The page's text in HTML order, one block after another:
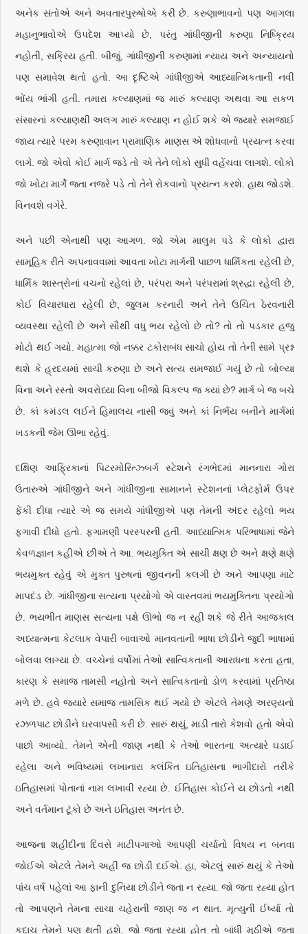
અનેક સંતોએ અને અવતારપુરુષોએ કરી છે. કરુણાભાવનો પણ આગલા
મહાનુભાવોએ ઉપદેશ આપ્યો છે, પરંતુ ગાંધીજીની કરુણા નિષ્ક્રિય
નહોતી, સક્રિય હતી. બીજું, ગાંધીજીની કરુણામાં ન્યાય અને અન્યાયનો
પણ સમાવેશ થતો હતો. આ દૃષ્ટિએ ગાંધીજીએ આધ્યાત્મિકતાની નવી
ભોંય ભાંગી હતી. તમારા કલ્યાણમાં જ મારું કલ્યાણ અથવા આ સકળ
સંસારનાં કલ્યાણથી અલગ મારું કલ્યાણ ન હોઈ શકે એ જ્યારે સમજાઈ
જાય ત્યારે પરમ કરુણાવાન પ્રામાણિક માણસ એ શોધવાનો પ્રયત્ન કરવા
લાગે. જો એવો કોઈ માર્ગ જડે તો એ તેને લોકો સુધી વહેંચવા લાગશે. લોકો
જો ખોટા માર્ગે જતા નજરે પડે તો તેને રોકવાનો પ્રયત્ન કરશે. હાથ જોડશે.
વિનવશે વગેરે.
અને પછી એનાથી પણ આગળ. જો એમ માલુમ પડે કે લોકો દ્વારા
સામૂહિક રીતે અપનાવવામાં આવતા ખોટા માર્ગની પાછળ ધાર્મિકતા રહેલી છે,
ધાર્મિક શાસ્ત્રોનાં વચનો રહેલાં છે, પરંપરા અને પરંપરામાં શ્રદ્ધા રહેલી છે,
કોઈ વિચારધારા રહેલી છે, જુલમ કરનારી અને તેને ઉચિત ઠેરવનારી
વ્યવસ્થા રહેલી છે અને સૌથી વધુ ભય રહેલો છે તો? તો તો પડકાર હજુ
મોટો થઈ ગયો. મહાત્મા જો નક્કર ટકોરાબંધ સાચો હોય તો તેની સામે પ્રશ્ન
થશે કે હ્રદયમાં સાચી કરુણા છે અને સત્ય સમજાઈ ગયું છે તો બોલ્યા
વિના અને રસ્તો અવરોધ્યા વિના બીજો વિકલ્પ જ ક્યાં છે? માર્ગ બે જ બચે
છે. કાં કમંડલ લઈને હિમાલય નાસી જવું અને કાં નિર્ભય બનીને માર્ગમાં
ખડકની જેમ ઊભા રહેવું.
દક્ષિણ આફ્રિકાનાં પિટરમોરિત્ઝ્બર્ગ સ્ટેશને રંગભેદમાં માનનારા ગોરા
ઉતારુએ ગાંધીજીને અને ગાંધીજીના સામાનને સ્ટેશનનાં પ્લેટફોર્મ ઉપર
ફેંકી દીધા ત્યારે એ જ સમયે ગાંધીજીએ પણ તેમની અંદર રહેલો ભય
ફગાવી દીધો હતો. ફગામણી પરસ્પરની હતી. આધ્યાત્મિક પરિભાષામાં જેને
કેવળજ્ઞાન કહીએ છીએ તે આ. ભયમુક્તિ એ સાચી ક્ષણ છે અને ક્ષણે ક્ષણે
ભયમુક્ત રહેવું એ મુક્ત પુરુષનાં જીવનની કલગી છે અને આપણા માટે
માપદંડ છે. ગાંધીજીના સત્યના પ્રયોગો એ વાસ્તવમાં ભયમુક્તિના પ્રયોગો
છે. ભયભીત માણસ સત્યના પક્ષે ઊભો જ ન રહી શકે જે રીતે આજકાલ
અધ્યાત્મના કેટલાક વેપારી બાવાઓ માનવતાની ભાષા છોડીને જુદી ભાષામાં
બોલવા લાગ્યા છે. વચ્ચેનાં વર્ષોમાં તેઓ સાત્વિકતાની આરાધના કરતા હતા,
કારણ કે સમાજ તામસી નહોતો અને સાત્વિકતાનો ડોળ કરવામાં પ્રતિષ્ઠા
મળે છે. હવે જ્યારે સમાજ તામસિક થઈ ગયો છે એટલે તેમણે અરણ્યનો
રઝળપાટ છોડીને ઘરવાપસી કરી છે. સારું થયું, માડી તારો કેશવો હતો એવો
પાછો આવ્યો. તેમને એની જાણ નથી કે તેઓ ભારતના અત્યારે ઘડાઈ
રહેલા અને ભવિષ્યમાં લખાનારા કલંકિત ઇતિહાસના ભાગીદારો તરીકે
ઇતિહાસમાં પોતાનાં નામ લખાવી રહ્યા છે. ઈતિહાસ કોઈને ય છોડતો નથી
અને વર્તમાન ટૂંકો છે અને ઇતિહાસ અનંત છે.
આજના શહીદીના દિવસે માટીપગાઓ આપણી ચર્ચાનો વિષય ન બનવા
જોઈએ એટલે તેમને અહીં જ છોડી દઈએ. હા, એટલું સારું થયું કે તેઓ
પાંચ વર્ષ પહેલાં આ ફાની દુનિયા છોડીને જતા ન રહ્યા. જો જતા રહ્યા હોત
તો આપણને તેમના સાચા ચહેરાની જાણ જ ન થાત. મૃત્યુની ઈર્ષ્યા તો
કદાચ તેમને પણ થતી હશે. જો જતા રહ્યા હોત તો બાંધી મુઠીએ જતા